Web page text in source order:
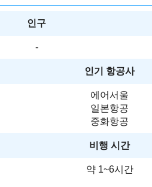
인구
-
인기 항공사
에어서울
일본항공
중화항공
비행 시간
약 1~6시간